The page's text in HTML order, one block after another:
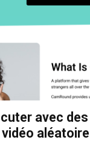
avec
aléatoire